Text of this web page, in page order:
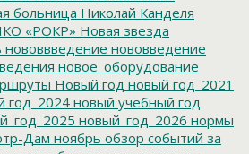
больница Николай Канделя
«РОКР» Новая звезда
нововвведение нововведение
новое_оборудование
Новый год новый год_2021
год_2024 новый учебный год
новый_год_2026 нормы
Дам ноябрь обзор событий за